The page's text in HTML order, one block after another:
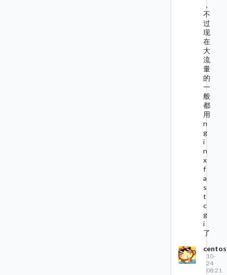
，
不
过
现
在
大
流
量
的
一
般
都
用
n
g
i
n
x
f
a
s
t
c
g
i
了
centos
10-
24
08:21